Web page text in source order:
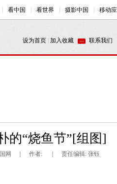
的“烧鱼节”[组图]
国网 ｜ 作者: ｜ 责任编辑: 张钰